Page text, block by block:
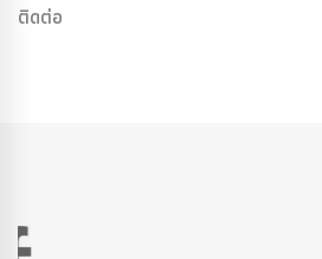
ติดต่อ